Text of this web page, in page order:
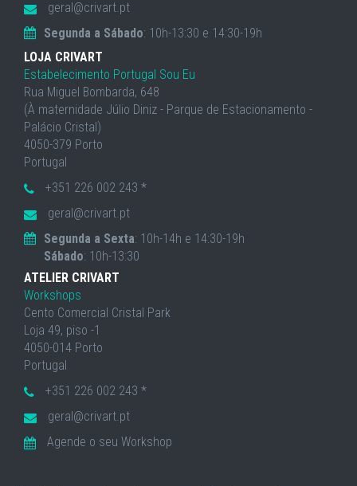
geral@crivart.pt
Segunda a Sábado: 10h-13:30 e 14:30-19h
LOJA CRIVART
Estabelecimento Portugal Sou Eu
Rua Miguel Bombarda, 648
(À maternidade Júlio Diniz - Parque de Estacionamento -
Palácio Cristal)
4050-379 Porto
Portugal
+351 226 002 243 *
geral@crivart.pt
Segunda a Sexta: 10h-14h e 14:30-19h
Sábado: 10h-13:30
ATELIER CRIVART
Workshops
Cento Comercial Cristal Park
Loja 49, piso -1
4050-014 Porto
Portugal
+351 226 002 243 *
geral@crivart.pt
Agende o seu Workshop